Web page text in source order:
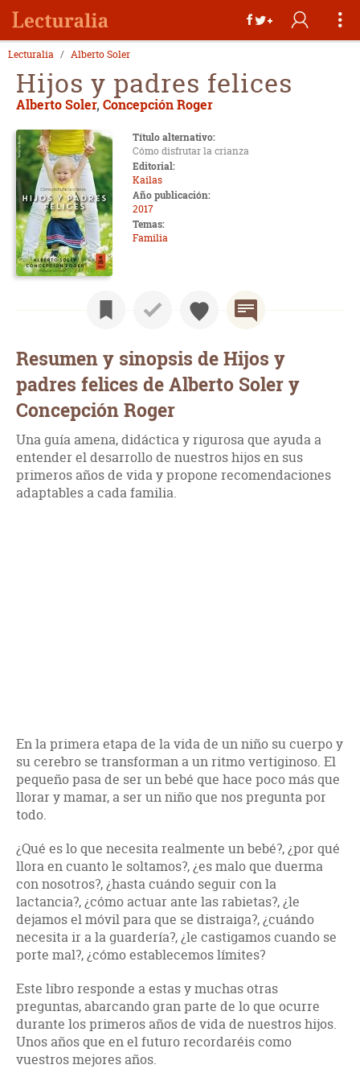
Lecturalia Alberto Soler
Hijos y padres felices
Alberto Soler, Concepción Roger
Título alternativo:
Cómo disfrutar la crianza
Editorial:
Kailas
Año publicación:
2017
Temas:
Familia
Resumen y sinopsis de Hijos y
padres felices de Alberto Soler y
Concepción Roger
Una guía amena, didáctica y rigurosa que ayuda a
entender el desarrollo de nuestros hijos en sus
primeros años de vida y propone recomendaciones
adaptables a cada familia.
En la primera etapa de la vida de un niño su cuerpo y
su cerebro se transforman a un ritmo vertiginoso. El
pequeño pasa de ser un bebé que hace poco más que
llorar y mamar, a ser un niño que nos pregunta por
todo.
¿Qué es lo que necesita realmente un bebé?, ¿por qué
llora en cuanto le soltamos?, ¿es malo que duerma
con nosotros?, ¿hasta cuándo seguir con la
lactancia?, ¿cómo actuar ante las rabietas?, ¿le
dejamos el móvil para que se distraiga?, ¿cuándo
necesita ir a la guardería?, ¿le castigamos cuando se
porte mal?, ¿cómo establecemos límites?
Este libro responde a estas y muchas otras
preguntas, abarcando gran parte de lo que ocurre
durante los primeros años de vida de nuestros hijos.
Unos años que en el futuro recordaréis como
vuestros mejores años.